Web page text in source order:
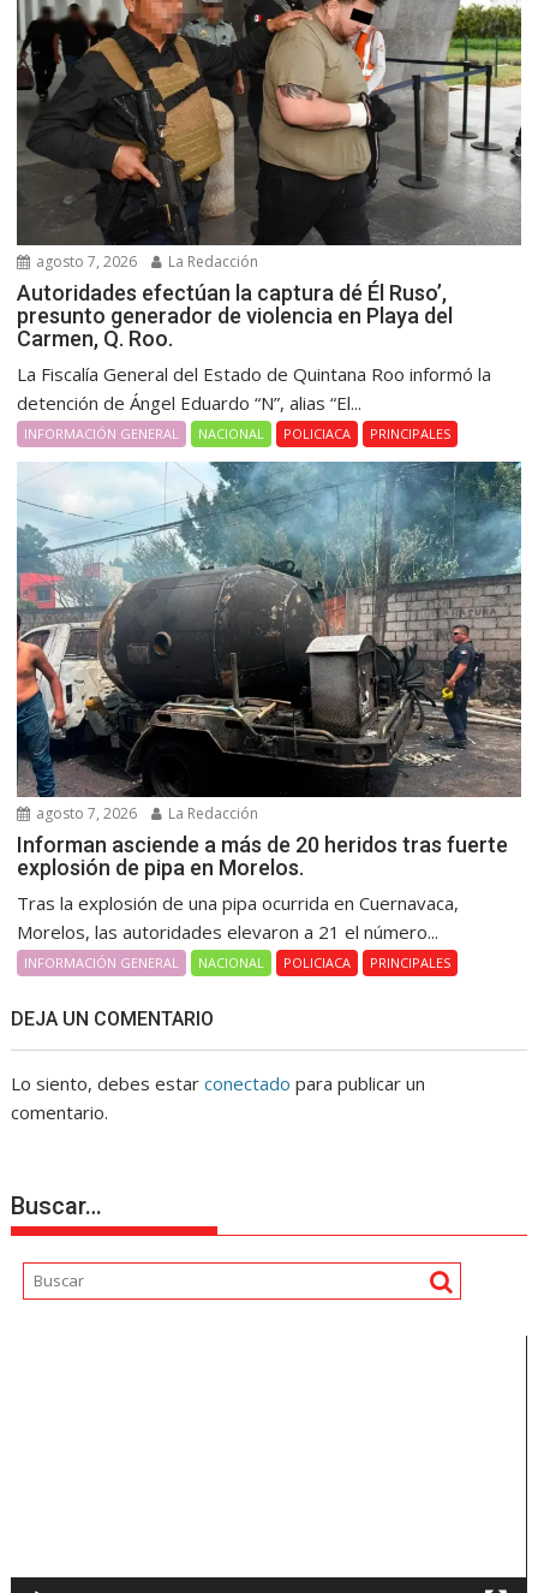
agosto 7, 2026 La Redacción
Autoridades efectúan la captura dé Él Ruso’,
presunto generador de violencia en Playa del
Carmen, Q. Roo.
La Fiscalía General del Estado de Quintana Roo informó la
detención de Ángel Eduardo “N”, alias “El...
INFORMACIÓN GENERAL NACIONAL POLICIACA PRINCIPALES
agosto 7, 2026 La Redacción
Informan asciende a más de 20 heridos tras fuerte
explosión de pipa en Morelos.
Tras la explosión de una pipa ocurrida en Cuernavaca,
Morelos, las autoridades elevaron a 21 el número...
INFORMACIÓN GENERAL NACIONAL POLICIACA PRINCIPALES
DEJA UN COMENTARIO
Lo siento, debes estarconectado para publicar un
comentario.
Buscar…